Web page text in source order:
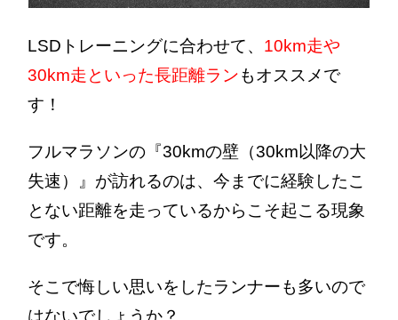
LSDトレーニングに合わせて、 10km走や
30km走といった長距離ランもオススメで
す！
フルマラソンの『30kmの壁（30km以降の大
失速）』が訪れるのは、今までに経験したこ
とない距離を走っているからこそ起こる現象
です。
そこで悔しい思いをしたランナーも多いので
はないでしょうか？